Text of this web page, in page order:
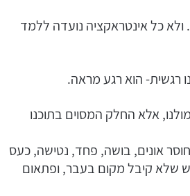
כל אינטראקציה נועדה ללמד
רגשית- הוא רגע מראה.
אלא החלק המסוים בתוכנו
חוסר אונים, בושה, פחד, נטישה, כעס
שלא קיבל מקום בעבר, ופתאום